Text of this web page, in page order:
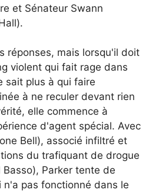
et Sénateur Swann
réponses, mais lorsqu'il doit
violent qui fait rage dans
sait plus à qui faire
à ne reculer devant rien
elle commence à
d'agent spécial. Avec
Bell), associé infiltré et
du trafiquant de drogue
Parker tente de
n'a pas fonctionné dans le